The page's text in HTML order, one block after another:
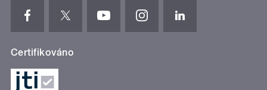
Certifikováno